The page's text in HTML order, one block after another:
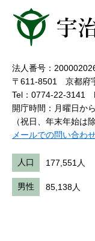
法人番号：
〒611-8501 京都府
Tel：0774-22-3141
開庁時間：月曜日か
（祝日、年末年始は除
メールでの問い合わ
人口 177,551人
男性 85,138人